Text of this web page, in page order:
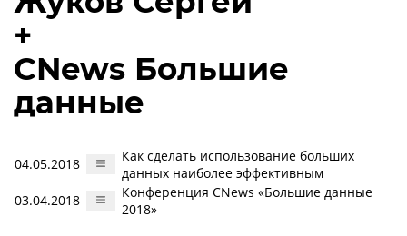
+
CNews Большие
данные
04.05.2018
Как сделать использование больших
данных наиболее эффективным
03.04.2018
Конференция CNews «Большие данные
2018»